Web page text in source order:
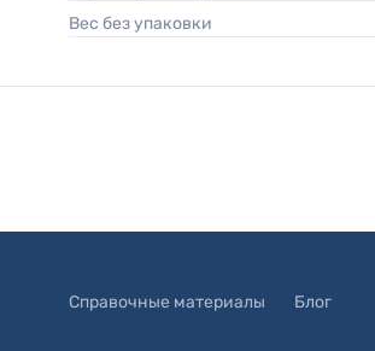
Вес без упаковки
Справочные материалы Блог